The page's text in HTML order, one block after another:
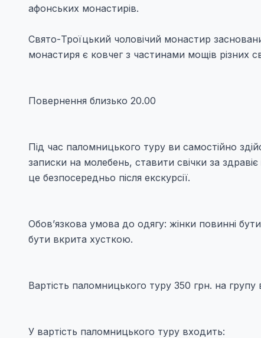
афонських монастирів.
Свято-Троїцький чоловічий монастир
монастиря є ковчег з частинами мощів різних
Повернення близько 20.00
Під час паломницького туру ви самостійно
записки на молебень, ставити свічки за
це безпосередньо після екскурсії.
Обов’язкова умова до одягу: жінки повинні
бути вкрита хусткою.
Вартість паломницького туру 350 грн. на групу
У вартість паломницького туру входить: